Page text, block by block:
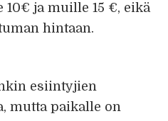
ja muille 15 €, eikä
hintaan.
esiintyjien
mutta paikalle on